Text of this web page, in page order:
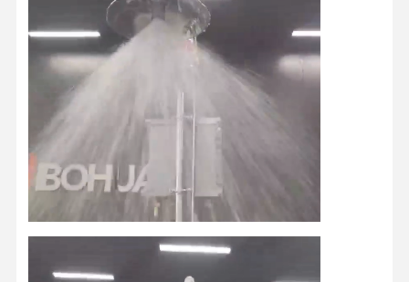
Kontrola
Jakości
Się Z Nami
Wiadomości Sprawy
Blog
Rozmawiaj
Teraz.
Nagły prysznic i myj oczy
Płyn do przemywania oczu wodą hartowaną